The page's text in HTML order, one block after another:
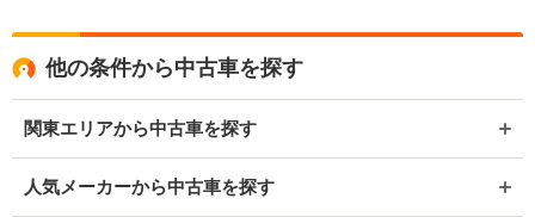
他の条件から中古車を探す
関東エリアから中古車を探す
人気メーカーから中古車を探す